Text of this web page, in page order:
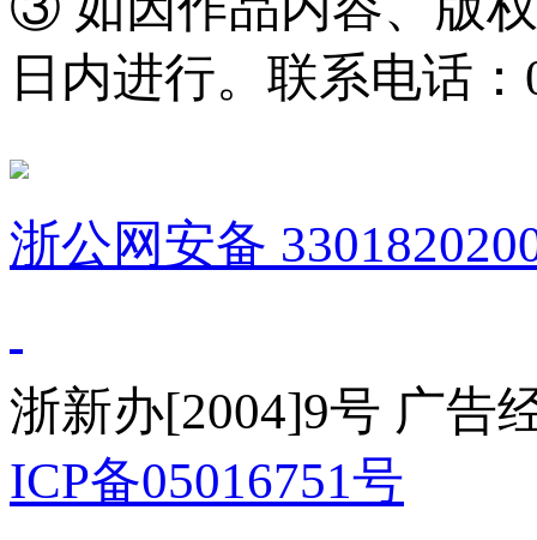
日内进行。联系电话：
浙公网安备
浙新办[2004]9号 广告
ICP备05016751号